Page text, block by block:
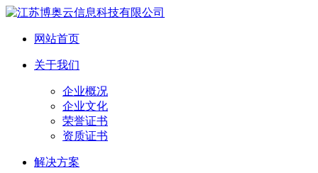
网站首页
关于我们
企业概况
企业文化
荣誉证书
资质证书
解决方案